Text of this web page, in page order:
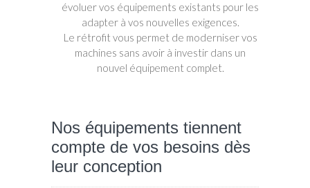
évoluer vos équipements existants pour les
adapter à vos nouvelles exigences.
Le rétrofit vous permet de moderniser vos
machines sans avoir à investir dans un
nouvel équipement complet.
Nos équipements tiennent
compte de vos besoins dès
leur conception